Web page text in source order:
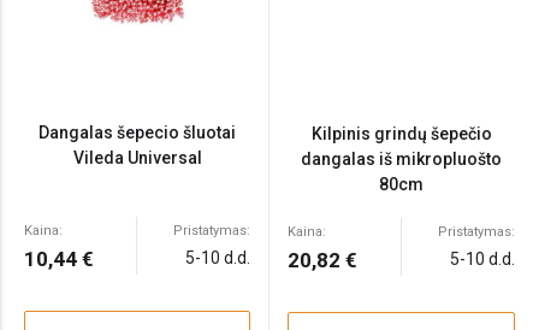
Dangalas šepecio šluotai
Vileda Universal
Kaina:
10,44 €
Pristatymas:
5-10 d.d.
Kilpinis grindų šepečio
dangalas iš mikropluošto
80cm
Kaina:
20,82 €
Pristatymas:
5-10 d.d.